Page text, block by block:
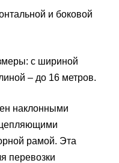
и боковой
с шириной
– до 16 метров.
наклонными
рамой. Эта
перевозки